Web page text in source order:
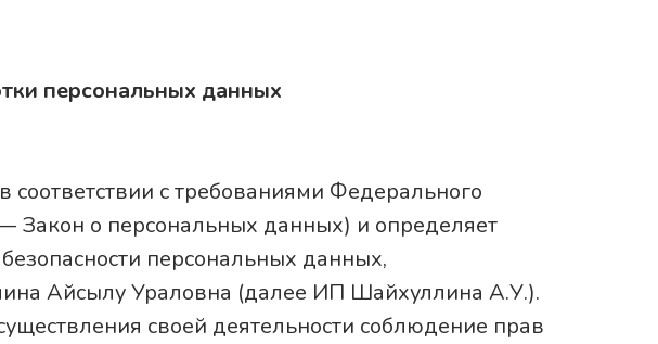
персональных данных
с требованиями Федерального
о персональных данных) и определяет
персональных данных,
Айсылу Ураловна (далее ИП Шайхуллина А.У.).
своей деятельности соблюдение прав